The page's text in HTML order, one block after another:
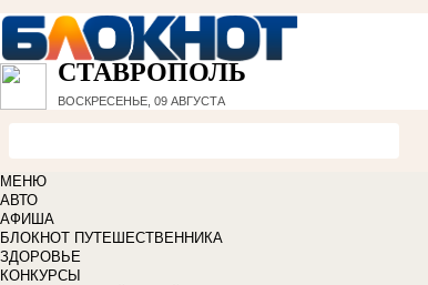
СТАВРОПОЛЬ
ВОСКРЕСЕНЬЕ, 09 АВГУСТА
МЕНЮ
АВТО
АФИША
БЛОКНОТ ПУТЕШЕСТВЕННИКА
ЗДОРОВЬЕ
КОНКУРСЫ